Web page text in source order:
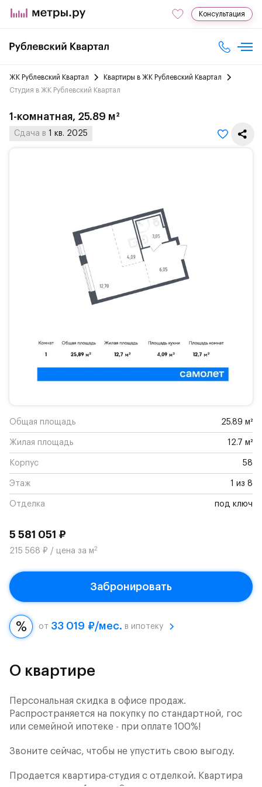
Консультация
ЖК Рублевский Квартал
Квартиры в ЖК Рублевский Квартал
Студия в ЖК Рублевский Квартал
1-комнатная, 25.89 м²
Сдача в 1 кв. 2025
Общая площадь 25.89 м²
Жилая площадь 12.7 м²
Корпус 58
Этаж 1 из 8
Отделка под ключ
5 581 051 ₽
215 568 ₽ / цена за м2
Забронировать
от 33 019 ₽/мес. в ипотеку
О квартире
Персональная скидка в офисе продаж.
Распространяется на покупку по стандартной, гос
или семейной ипотеке - при оплате 100%!
Звоните сейчас, чтобы не упустить свою выгоду.
Продается квартира-студия с отделкой. Квартира